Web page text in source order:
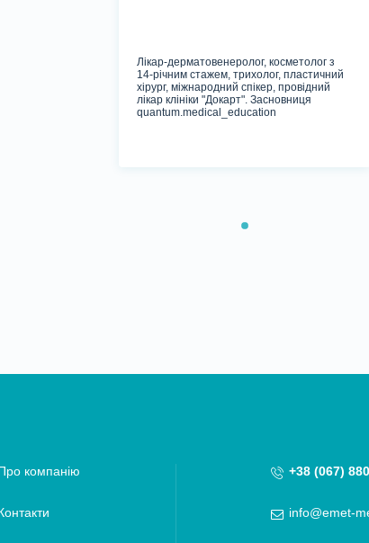
Лікар-дерматовенеролог, косметолог з
14-річним стажем, трихолог, пластичний
хірург, міжнародний спікер, провідний
лікар клініки "Докарт". Засновниця
quantum.medical_education
компанію +38 (067)
info@emet-